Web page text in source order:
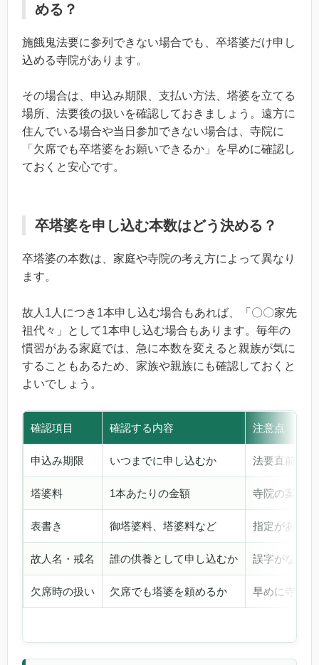
める？
施餓鬼法要に参列できない場合でも、卒塔婆だけ申し
込める寺院があります。
その場合は、申込み期限、支払い方法、塔婆を立てる
場所、法要後の扱いを確認しておきましょう。遠方に
住んでいる場合や当日参加できない場合は、寺院に
「欠席でも卒塔婆をお願いできるか」を早めに確認し
ておくと安心です。
卒塔婆を申し込む本数はどう決める？
卒塔婆の本数は、家庭や寺院の考え方によって異なり
ます。
故人1人につき1本申し込む場合もあれば、「〇〇家先
祖代々」として1本申し込む場合もあります。毎年の
慣習がある家庭では、急に本数を変えると親族が気に
することもあるため、家族や親族にも確認しておくと
よいでしょう。
確認項目 確認する内容 注意点
申込み期限 いつまでに申し込むか 法要直前で
塔婆料 1本あたりの金額 寺院の案内
表書き 御塔婆料、塔婆料など 指定があれ
故人名・戒名 誰の供養として申し込むか 誤字がない
欠席時の扱い 欠席でも塔婆を頼めるか 早めに寺院